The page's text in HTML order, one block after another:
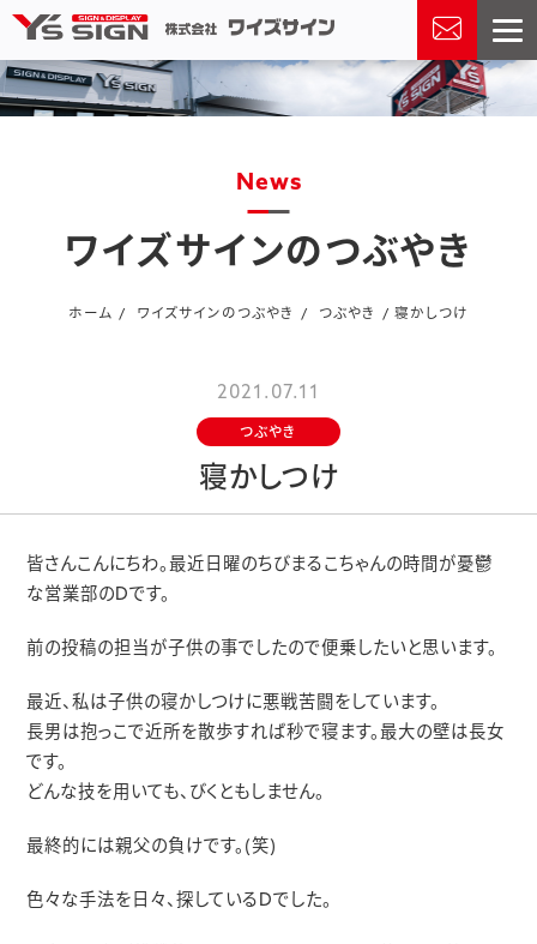
news
ワイズサインのつぶやき
ホーム ワイズサインのつぶやき つぶやき 寝かしつけ
2021.07.11
つぶやき
寝かしつけ
皆さんこんにちわ。最近日曜のちびまるこちゃんの時間が憂鬱
な営業部のDです。
前の投稿の担当が子供の事でしたので便乗したいと思います。
最近、私は子供の寝かしつけに悪戦苦闘をしています。
長男は抱っこで近所を散歩すれば秒で寝ます。最大の壁は長女
です。
どんな技を用いても、びくともしません。
最終的には親父の負けです。(笑)
色々な手法を日々、探しているDでした。